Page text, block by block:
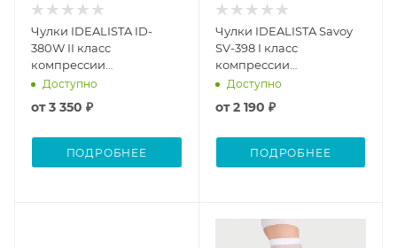
Чулки IDEALISTA ID-
380W II класс
компрессии
(Антиэмболические) на
Доступно
от3 350 ₽
ПОДРОБНЕЕ
Чулки IDEALISTA Savoy
SV-398 I класс
компрессии
(Антиэмболические)
Доступно
от2 190 ₽
ПОДРОБНЕЕ